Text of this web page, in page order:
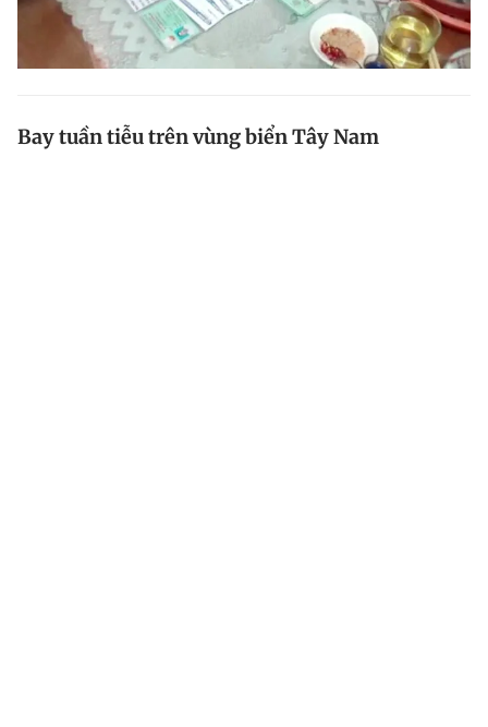
Bay tuần tiễu trên vùng biển Tây Nam